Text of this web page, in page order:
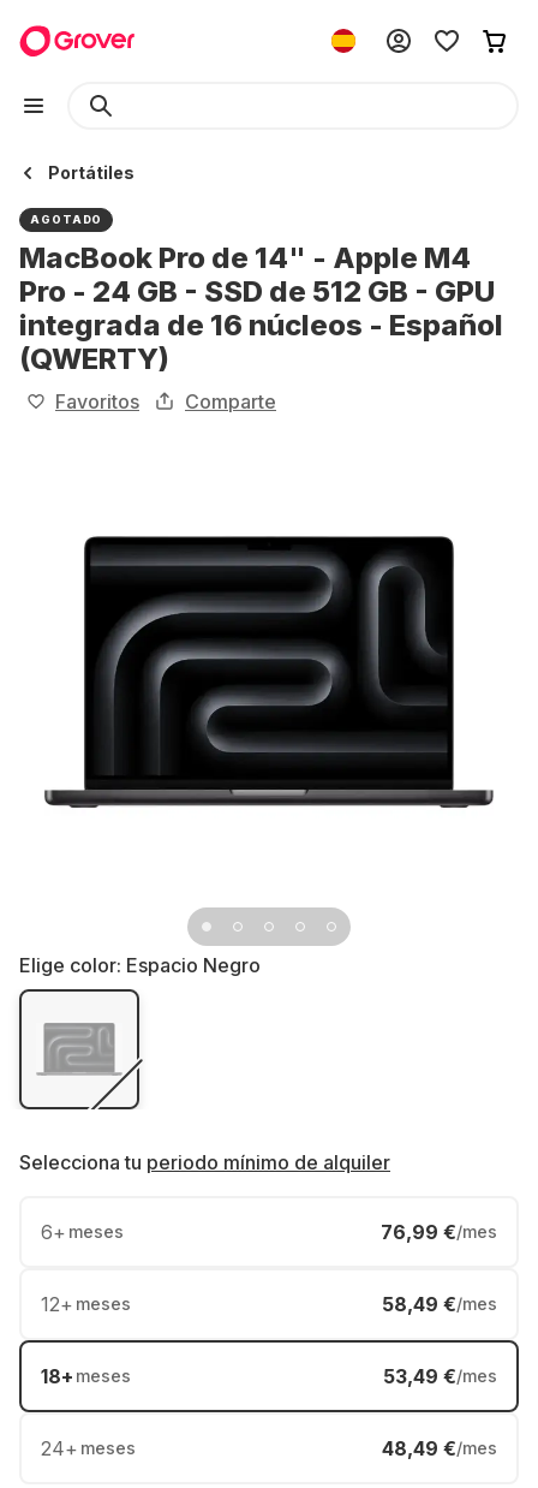
Portátiles
AGOTADO
MacBook Pro de 14" - Apple M4
Pro - 24 GB - SSD de 512 GB - GPU
integrada de 16 núcleos - Español
(QWERTY)
Favoritos Comparte
Elige color: Espacio Negro
Selecciona tu periodo mínimo de alquiler
6+ meses 76,99 €/mes
12+ meses 58,49 €/mes
18+ meses 53,49 €/mes
24+ meses 48,49 €/mes